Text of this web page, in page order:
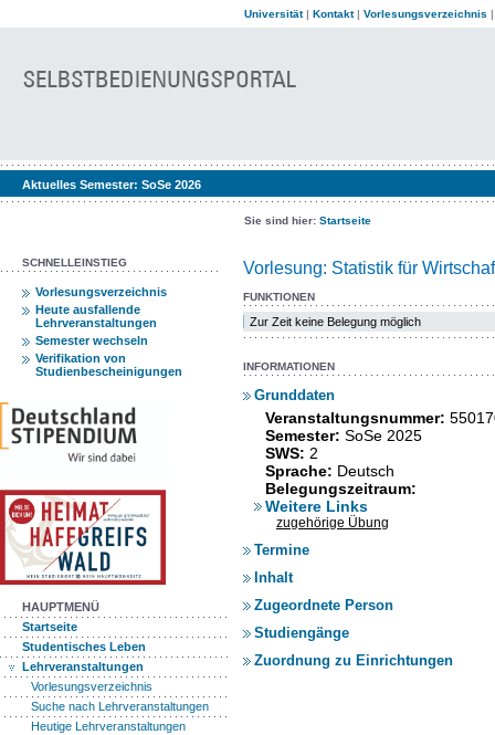
Universität| Kontakt| Vorlesungsverzeichnis
Aktuelles Semester: SoSe 2026
Sie sind hier: Startseite
SCHNELLEINSTIEG
Vorlesungsverzeichnis
Heute ausfallende
Lehrveranstaltungen
Semester wechseln
Verifikation von
Studienbescheinigungen
HAUPTMENÜ
Startseite
Studentisches Leben
Lehrveranstaltungen
Vorlesungsverzeichnis
Suche nach Lehrveranstaltungen
Heutige Lehrveranstaltungen
Vorlesung: Statistik für
FUNKTIONEN
Zur Zeit keine Belegung möglich
INFORMATIONEN
Grunddaten
Veranstaltungsnummer:
Semester: SoSe 2025
SWS: 2
Sprache: Deutsch
Belegungszeitraum:
Weitere Links
zugehörige Übung
Termine
Inhalt
Zugeordnete Person
Studiengänge
Zuordnung zu Einrichtungen